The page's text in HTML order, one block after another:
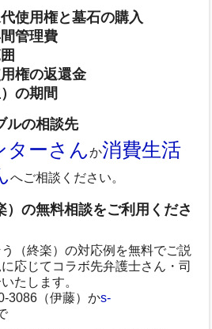
使用権と墓石の購入
管理費
権の返還金
の期間
ルの相談先
ターさんか消費生活
へご相談ください。
）の無料相談をご利用くださ
（終楽）の対応例を無料でご説
応じてコラボ先弁護士さん・司
たします。
3086（伊藤）かs-